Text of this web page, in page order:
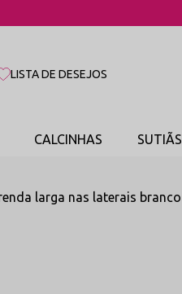
LISTA DE DESEJOS
CALCINHAS SUTIÃS